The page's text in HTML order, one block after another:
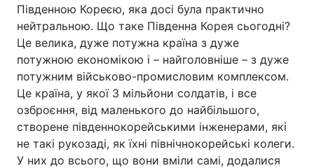
Цікавинки Погода
Екологія Регіони
Лонгріди
Відео з Youtube Статті
Інтерв'ю Думки
Південною Кореєю, яка досі була практично
нейтральною. Що таке Південна Корея сьогодні?
Це велика, дуже потужна країна з дуже
потужною економікою і – найголовніше – з дуже
потужним військово-промисловим комплексом.
Це країна, у якої 3 мільйони солдатів, і все
озброєння, від маленького до найбільшого,
створене південнокорейськими інженерами, які
не такі рукозаді, як їхні північнокорейські колеги.
У них до всього, що вони вміли самі, додалися